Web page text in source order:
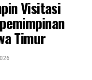
Visitasi
Timur